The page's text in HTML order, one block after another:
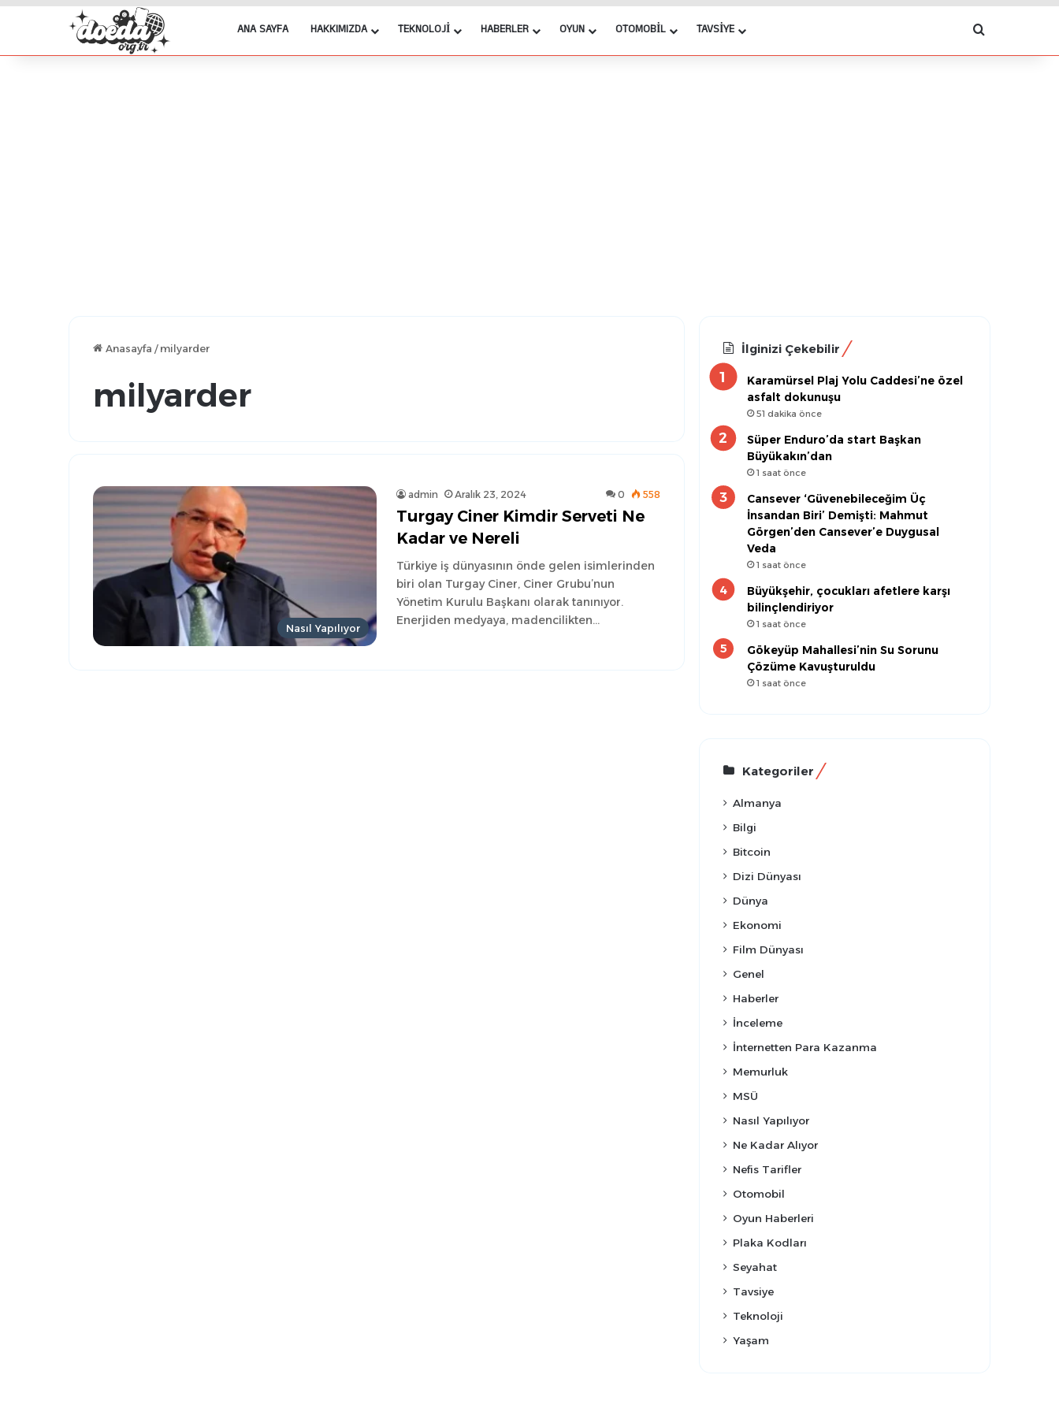
ANA SAYFA HAKKIMIZDA TEKNOLOJI HABERLER OYUN OTOMOBIL TAVSIYE Arama yap
Anasayfa / milyarder
milyarder
Nasıl Yapılıyor
admin Aralık 23, 2024 0 558
Turgay Ciner Kimdir Serveti Ne
Kadar ve Nereli
Türkiye iş dünyasının önde gelen isimlerinden
biri olan Turgay Ciner, Ciner Grubu’nun
Yönetim Kurulu Başkanı olarak tanınıyor.
Enerjiden medyaya, madencilikten…
İlginizi Çekebilir
Karamürsel Plaj Yolu Caddesi’ne özel
asfalt dokunuşu
51 dakika önce
Süper Enduro’da start Başkan
Büyükakın’dan
1 saat önce
Cansever ‘Güvenebileceğim Üç
İnsandan Biri’ Demişti: Mahmut
Görgen’den Cansever’e Duygusal
Veda
1 saat önce
Büyükşehir, çocukları afetlere karşı
bilinçlendiriyor
1 saat önce
Gökeyüp Mahallesi’nin Su Sorunu
Çözüme Kavuşturuldu
1 saat önce
Kategoriler
Almanya
Bilgi
Bitcoin
Dizi Dünyası
Dünya
Ekonomi
Film Dünyası
Genel
Haberler
İnceleme
İnternetten Para Kazanma
Memurluk
MSÜ
Nasıl Yapılıyor
Ne Kadar Alıyor
Nefis Tarifler
Otomobil
Oyun Haberleri
Plaka Kodları
Seyahat
Tavsiye
Teknoloji
Yaşam